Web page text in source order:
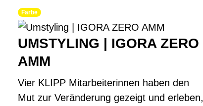
Farbe
UMSTYLING | IGORA ZERO
AMM
Vier KLIPP Mitarbeiterinnen haben den
Mut zur Veränderung gezeigt und erleben,